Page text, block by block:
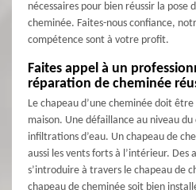
nécessaires pour bien réussir la pose
cheminée. Faites-nous confiance,
compétence sont à votre profit.
Faites appel à un
réparation de cheminée
Le chapeau d’une cheminée doit
maison. Une défaillance au niveau
infiltrations d’eau. Un chapeau de
aussi les vents forts à l’intérieur. Des
s’introduire à travers le chapeau de
chapeau de cheminée soit bien